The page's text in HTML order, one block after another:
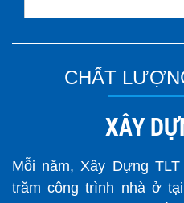
CHẤT
XÂY
Mỗi năm, Xây Dựng
trăm công trình nhà ở